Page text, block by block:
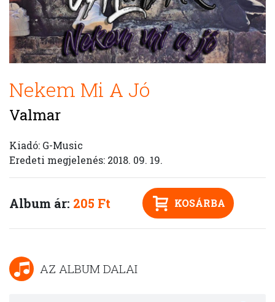
Nekem Mi A Jó
Valmar
Kiadó: G-Music
Eredeti megjelenés: 2018. 09. 19.
Album ár: 205 Ft KOSÁRBA
AZ ALBUM DALAI